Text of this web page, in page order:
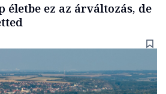
életbe ez az árváltozás, de